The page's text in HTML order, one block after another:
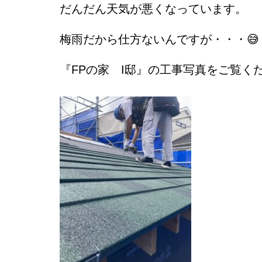
だんだん天気が悪くなっています。
梅雨だから仕方ないんですが・・・😅
『FPの家 I邸』の工事写真をご覧く